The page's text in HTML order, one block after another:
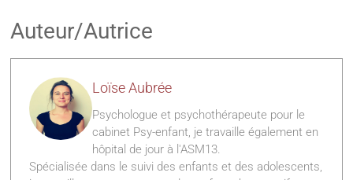
Auteur/Autrice
Loïse Aubrée
Psychologue et psychothérapeute pour le
cabinet Psy-enfant, je travaille également en
hôpital de jour à l'ASM13.
Spécialisée dans le suivi des enfants et des adolescents,